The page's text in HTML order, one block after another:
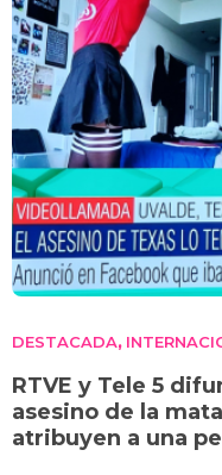
DESTACADA,
RTVE y Tele 5
asesino de la
atribuyen a una